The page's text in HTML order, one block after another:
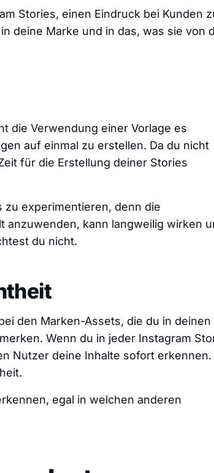
Stories, einen Eindruck bei Kunden
deine Marke und in das, was sie von
die Verwendung einer Vorlage es
auf einmal zu erstellen. Da du nicht
für die Erstellung deiner Stories
zu experimentieren, denn die
anzuwenden, kann langweilig wirken
du nicht.
den Marken-Assets, die du in deinen
Wenn du in jeder Instagram
Nutzer deine Inhalte sofort erkennen.
egal in welchen anderen